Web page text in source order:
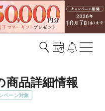
商品詳細情報
ペーン対象